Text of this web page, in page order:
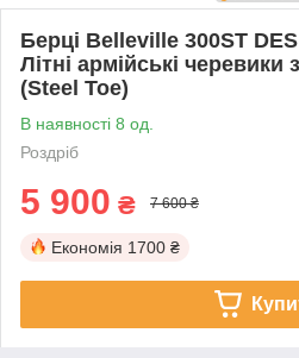
Берці Belleville 300ST
Літні армійські черевики
(Steel Toe)
В наявності 8 од.
Роздріб
5 900 ₴ 7 600 ₴
Економія 1700 ₴